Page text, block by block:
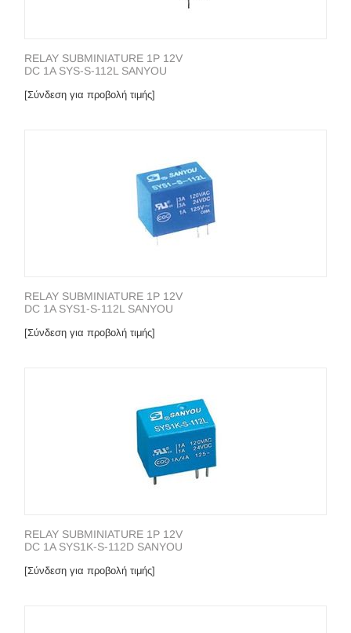
RELAY SUBMINIATURE 1P 12V
DC 1A SYS-S-112L SANYOU
[Σύνδεση για προβολή τιμής]
RELAY SUBMINIATURE 1P 12V
DC 1A SYS1-S-112L SANYOU
[Σύνδεση για προβολή τιμής]
RELAY SUBMINIATURE 1P 12V
DC 1A SYS1K-S-112D SANYOU
[Σύνδεση για προβολή τιμής]